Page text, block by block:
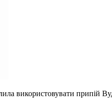
використовувати припій